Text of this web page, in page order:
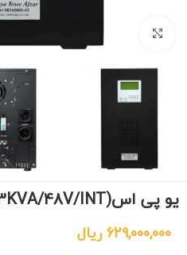
برای بزرگنمایی کلیک کنید
یو پی اس(3KVA/48V/INT)مدل PA3048I/9
629,000,000 ریال